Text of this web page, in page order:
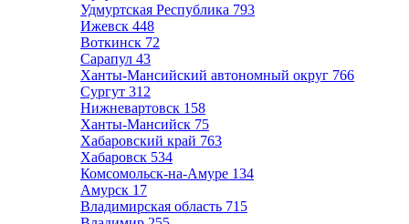
Удмуртская Республика 793
Ижевск 448
Воткинск 72
Сарапул 43
Ханты-Мансийский автономный округ 766
Сургут 312
Нижневартовск 158
Ханты-Мансийск 75
Хабаровский край 763
Хабаровск 534
Комсомольск-на-Амуре 134
Амурск 17
Владимирская область 715